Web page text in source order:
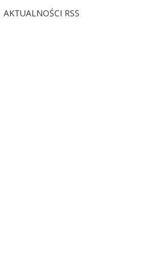
AKTUALNOŚCI RSS